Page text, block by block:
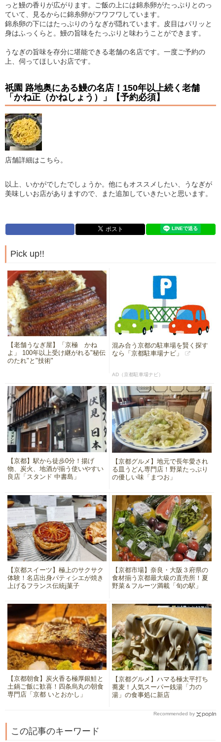
っと鰻の香りが広がります。ご飯の上には錦糸卵がたっぷりとのっ
ていて、見るからに錦糸卵がフワフワしています。
錦糸卵の下にはたっぷりのうなぎが隠れています。皮目はパリッと
身はふっくらと。鰻の旨味をたっぷりと味わうことができます。
うなぎの旨味を存分に堪能できる老舗の名店です。一度ご予約の
上、伺ってほしいお店です。
祇園 路地奥にある鰻の名店！150年以上続く老舗
「かね正（かねしょう）」【予約必須】
店舗詳細はこちら。
以上、いかがでしたでしょうか。他にもオススメしたい、うなぎが
美味しいお店がありますので、また追加していきたいと思います。
Pick up!!
【老舗うなぎ屋】「京極 かね
よ」 100年以上受け継がれる"秘伝
のたれ"と"技術"
混み合う京都の駐車場を賢く探す
なら「京都駐車場ナビ」
AD（京都駐車場ナビ）
【京都】駅から徒歩0分！揚げ
物、炭火、地酒が揃う使いやすい
良店「スタンド 中書島」
【京都グルメ】地元で長年愛され
る皿うどん専門店！野菜たっぷり
の優しい味「まつお」
【京都スイーツ】極上のサクサク
体験！名店出身パティシエが焼き
上げるフランス伝統j菓子
【京都市場】奈良・大阪３府県の
食材揃う京都最大級の直売所！夏
野菜＆フルーツ満載「旬の駅」
【京都朝食】炭火香る極厚銀鮭と
土鍋ご飯に歓喜！四条烏丸の朝食
専門店「京都 いとおかし」
【京都グルメ】ハマる極太平打ち
蕎麦！人気スーパー銭湯「力の
湯」の食事処に新店
Recommended by
この記事のキーワード